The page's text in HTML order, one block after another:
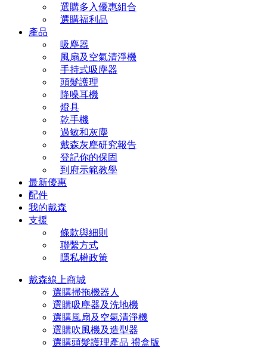
選購多入優惠組合
選購福利品
產品
吸塵器
風扇及空氣清淨機
手持式吸塵器
頭髮護理
降噪耳機
燈具
乾手機
過敏和灰塵
戴森灰塵研究報告
登記你的保固
到府示範教學
最新優惠
配件
我的戴森
支援
條款與細則
聯繫方式
隱私權政策
戴森線上商城
選購掃拖機器人
選購吸塵器及洗地機
選購風扇及空氣清淨機
選購吹風機及造型器
選購頭髮護理產品 禮盒版